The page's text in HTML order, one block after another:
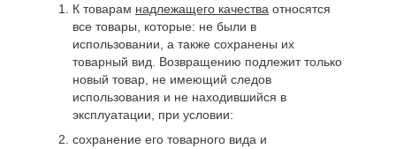
К товарам надлежащего качества относятся
все товары, которые: не были в
использовании, а также сохранены их
товарный вид. Возвращению подлежит только
новый товар, не имеющий следов
использования и не находившийся в
эксплуатации, при условии:
сохранение его товарного вида и